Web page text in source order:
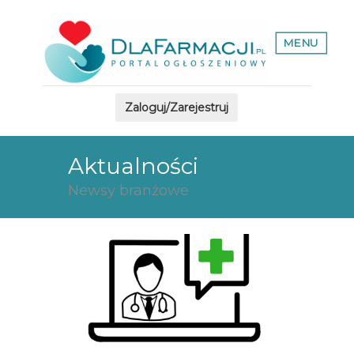
MENU
Zaloguj/Zarejestruj
Aktualności
Newsy branżowe